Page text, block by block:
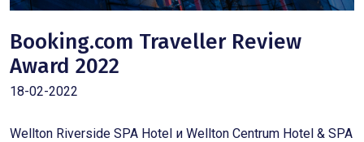
Booking.com Traveller Review
Award 2022
18-02-2022
Wellton Riverside SPA Hotel и Wellton Centrum Hotel & SPA